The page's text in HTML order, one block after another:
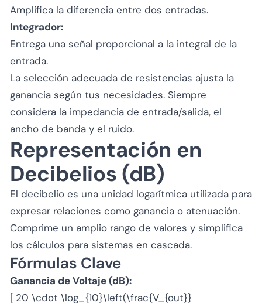
Amplifica la diferencia entre dos entradas.
Integrador:
Entrega una señal proporcional a la integral de la
entrada.
La selección adecuada de resistencias ajusta la
ganancia según tus necesidades. Siempre
considera la impedancia de entrada/salida, el
ancho de banda y el ruido.
Representación en
Decibelios (dB)
El decibelio es una unidad logarítmica utilizada para
expresar relaciones como ganancia o atenuación.
Comprime un amplio rango de valores y simplifica
los cálculos para sistemas en cascada.
Fórmulas Clave
Ganancia de Voltaje (dB):
[ 20 \cdot \log_{10}\left(\frac{V_{out}}